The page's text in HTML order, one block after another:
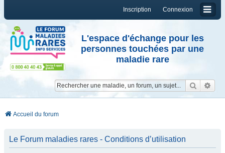
Connexion
Inscription
L'espace d'échange pour les
personnes touchées par une
maladie rare
Accueil du forum
Le Forum maladies rares - Conditions d’utilisation